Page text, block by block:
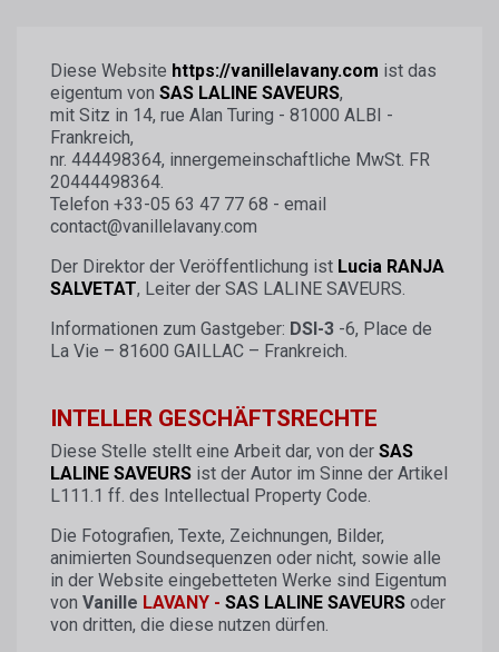
Diese Website https://vanillelavany.com ist das
eigentum von SAS LALINE SAVEURS,
mit Sitz in 14, rue Alan Turing - 81000 ALBI -
Frankreich,
nr. 444498364, innergemeinschaftliche MwSt. FR
20444498364.
Telefon +33-05 63 47 77 68 - email
contact@vanillelavany.com
Der Direktor der Veröffentlichung ist Lucia RANJA
SALVETAT, Leiter der SAS LALINE SAVEURS.
Informationen zum Gastgeber: DSI-3 -6, Place de
La Vie – 81600 GAILLAC – Frankreich.
INTELLER GESCHÄFTSRECHTE
Diese Stelle stellt eine Arbeit dar, von der SAS
LALINE SAVEURS ist der Autor im Sinne der Artikel
L111.1 ff. des Intellectual Property Code.
Die Fotografien, Texte, Zeichnungen, Bilder,
animierten Soundsequenzen oder nicht, sowie alle
in der Website eingebetteten Werke sind Eigentum
von Vanille LAVANY - SAS LALINE SAVEURS oder
von dritten, die diese nutzen dürfen.